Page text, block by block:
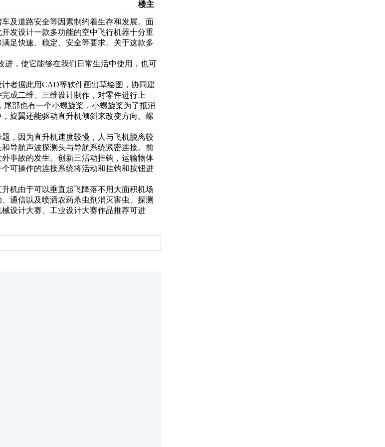
楼主
及道路安全等因素制约着生存和发展。面
发设计一款多功能的空中飞行机器十分重
足快速、稳定、安全等要求。关于这款多
，使它能够在我们日常生活中使用，也可
者据此用CAD等软件画出草绘图，协同建
成二维、三维设计制作，对零件进行上
部也有一个小螺旋桨，小螺旋桨为了抵消
旋翼还能驱动直升机倾斜来改变方向。螺
，因为直升机速度较慢，人与飞机脱离较
导航声波探测头与导航系统紧密连接。前
事故的发生。创新三活动挂钩，运输物体
可操作的连接系统将活动和挂钩和按钮进
机由于可以垂直起飞降落不用大面积机场
通信以及喷洒农药杀虫剂消灭害虫、探测
设计大赛、工业设计大赛作品推荐可进